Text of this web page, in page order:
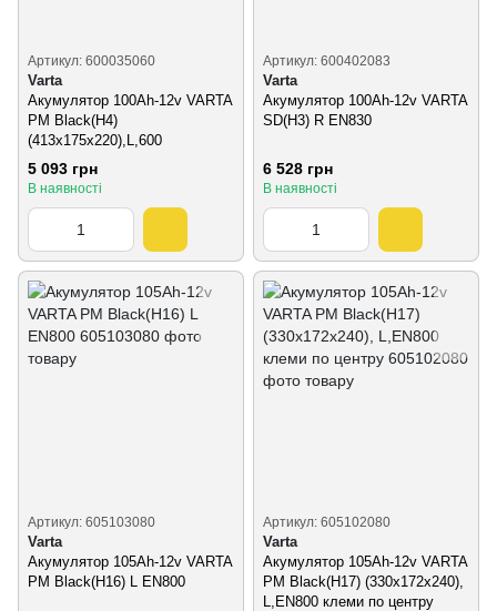
Артикул: 600035060
Varta
Акумулятор 100Ah-12v VARTA
PM Black(H4)
(413x175x220),L,600
5 093 грн
В наявності
Артикул: 600402083
Varta
Акумулятор 100Ah-12v VARTA
SD(H3) R EN830
6 528 грн
В наявності
Артикул: 605103080
Varta
Акумулятор 105Ah-12v VARTA
PM Black(H16) L EN800
Артикул: 605102080
Varta
Акумулятор 105Ah-12v VARTA
PM Black(H17) (330х172х240),
L,EN800 клеми по центру